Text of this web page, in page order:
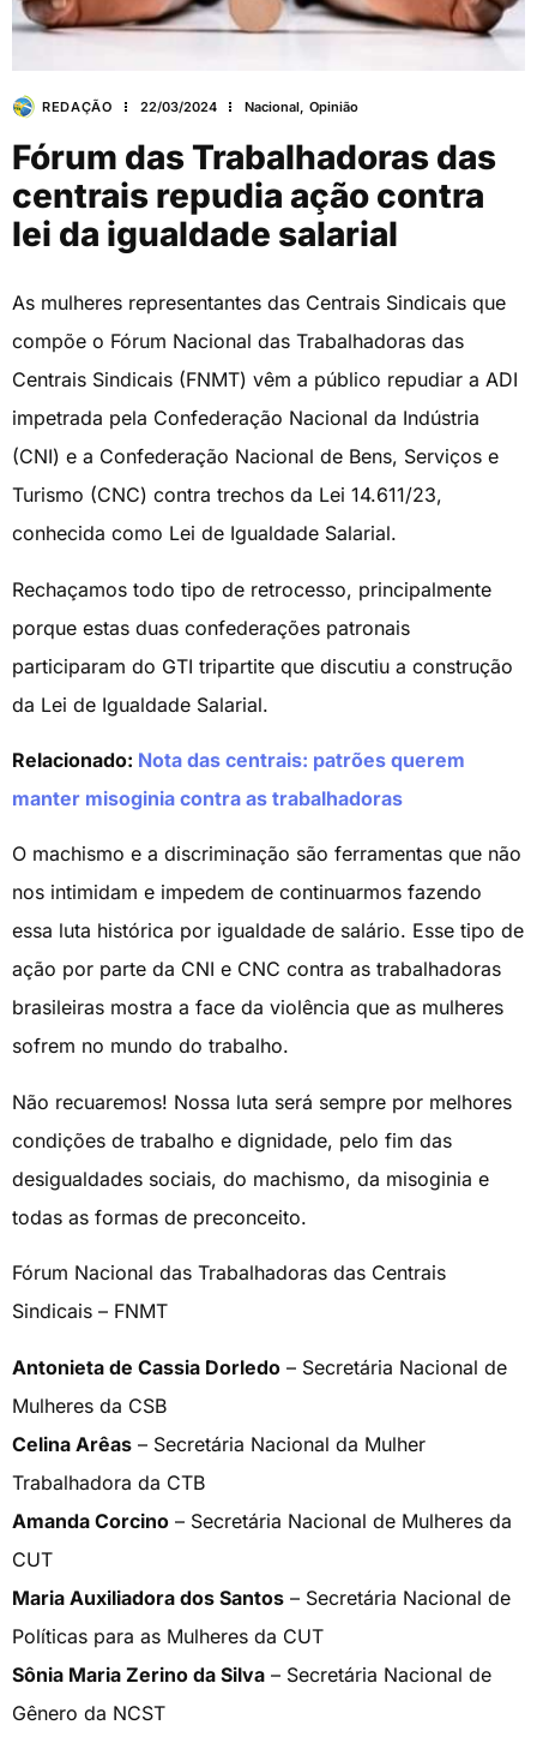
REDAÇÃO 22/03/2024 Nacional, Opinião
Fórum das Trabalhadoras das
centrais repudia ação contra
lei da igualdade salarial
As mulheres representantes das Centrais Sindicais que
compõe o Fórum Nacional das Trabalhadoras das
Centrais Sindicais (FNMT) vêm a público repudiar a ADI
impetrada pela Confederação Nacional da Indústria
(CNI) e a Confederação Nacional de Bens, Serviços e
Turismo (CNC) contra trechos da Lei 14.611/23,
conhecida como Lei de Igualdade Salarial.
Rechaçamos todo tipo de retrocesso, principalmente
porque estas duas confederações patronais
participaram do GTI tripartite que discutiu a construção
da Lei de Igualdade Salarial.
Relacionado: Nota das centrais: patrões querem
manter misoginia contra as trabalhadoras
O machismo e a discriminação são ferramentas que não
nos intimidam e impedem de continuarmos fazendo
essa luta histórica por igualdade de salário. Esse tipo de
ação por parte da CNI e CNC contra as trabalhadoras
brasileiras mostra a face da violência que as mulheres
sofrem no mundo do trabalho.
Não recuaremos! Nossa luta será sempre por melhores
condições de trabalho e dignidade, pelo fim das
desigualdades sociais, do machismo, da misoginia e
todas as formas de preconceito.
Fórum Nacional das Trabalhadoras das Centrais
Sindicais – FNMT
Antonieta de Cassia Dorledo – Secretária Nacional de
Mulheres da CSB
Celina Arêas – Secretária Nacional da Mulher
Trabalhadora da CTB
Amanda Corcino – Secretária Nacional de Mulheres da
CUT
Maria Auxiliadora dos Santos – Secretária Nacional de
Políticas para as Mulheres da CUT
Sônia Maria Zerino da Silva – Secretária Nacional de
Gênero da NCST